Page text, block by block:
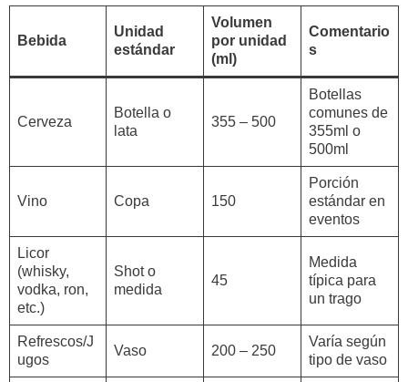
Bebida
Unidad
estándar
Volumen
por unidad
(ml)
Comentario
s
Cerveza
Botella o
lata
355 – 500
Botellas
comunes de
355ml o
500ml
Vino Copa 150
Porción
estándar en
eventos
Licor
(whisky,
vodka, ron,
etc.)
Shot o
medida
45
Medida
típica para
un trago
Refrescos/J
ugos
Vaso 200 – 250
Varía según
tipo de vaso